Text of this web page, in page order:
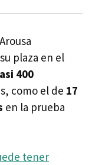
plaza en el
400
como el de 17
en la prueba
tener